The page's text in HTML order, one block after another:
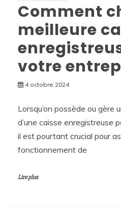
Comment
meilleure
votre
4 octobre 2024
Lorsqu’on possède ou gère
d’une caisse enregistreuse
il est pourtant crucial pour
fonctionnement de
Lire plus